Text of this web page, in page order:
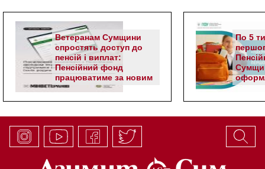
Ветеранам Сумщини
спростять доступ до
пенсій і виплат:
Пенсійний фонд
працюватиме за новим
алгоритмом
По 5